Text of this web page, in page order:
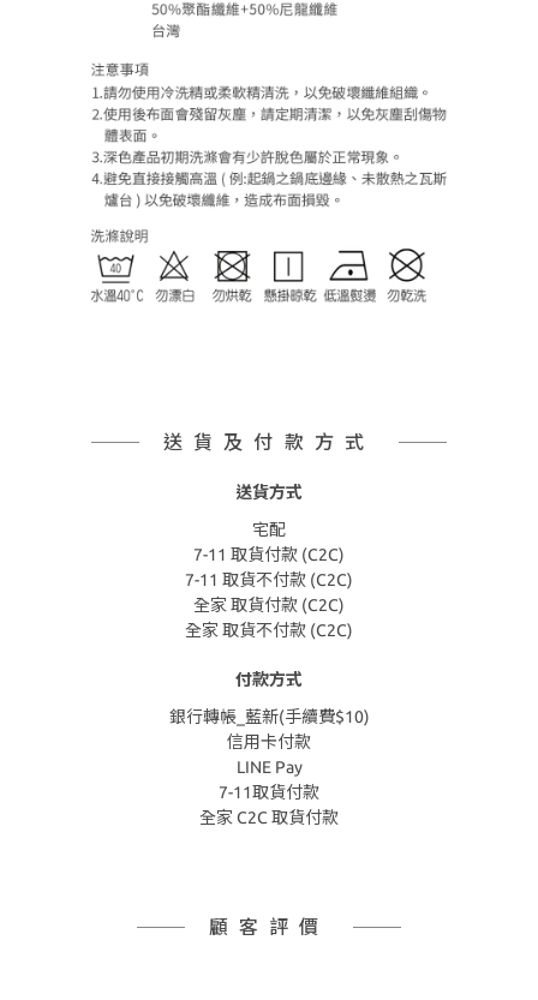
送貨及付款方式
送貨方式
宅配
7-11 取貨付款 (C2C)
7-11 取貨不付款 (C2C)
全家 取貨付款 (C2C)
全家 取貨不付款 (C2C)
付款方式
銀行轉帳_藍新(手續費$10)
信用卡付款
LINE Pay
7-11取貨付款
全家 C2C 取貨付款
顧客評價